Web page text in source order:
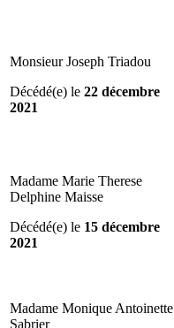
Monsieur Joseph Triadou
Décédé(e) le 22 décembre
2021
Madame Marie Therese
Delphine Maisse
Décédé(e) le 15 décembre
2021
Madame Monique Antoinette
Sabrier